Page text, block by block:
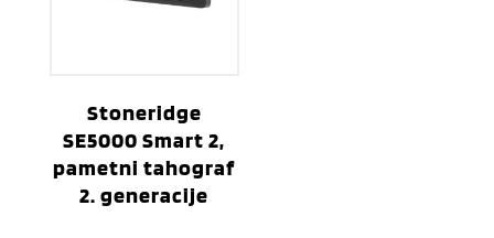
Stoneridge
SE5000 Smart 2,
pametni tahograf
2. generacije